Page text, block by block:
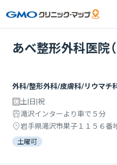
あべ整形外科医院（
外科/整形外科/皮膚科/リウマチ
土|日|祝
滝沢インターより車で５分
岩手県滝沢市巣子１１５６番
土曜可